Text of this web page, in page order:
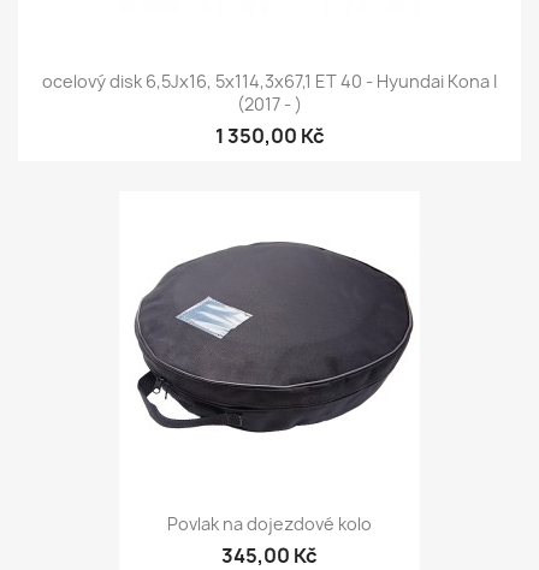
ocelový disk 6,5Jx16, 5x114,3x67,1 ET 40 - Hyundai Kona I
(2017 - )
1 350,00 Kč
Povlak na dojezdové kolo
345,00 Kč